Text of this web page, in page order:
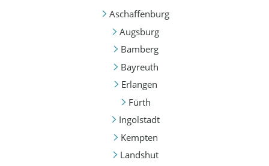
Aschaffenburg
Augsburg
Bamberg
Bayreuth
Erlangen
Fürth
Ingolstadt
Kempten
Landshut